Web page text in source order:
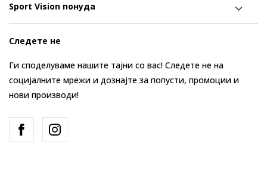
Sport Vision понуда
Следете не
Ги споделуваме нашите тајни со вас! Следете не на
социјалните мрежи и дознајте за попусти, промоции и
нови производи!